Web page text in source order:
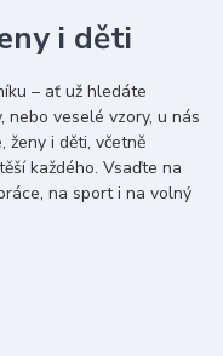
i děti
– ať už hledáte
nebo veselé vzory, u nás
ženy i děti, včetně
každého. Vsaďte na
na sport i na volný